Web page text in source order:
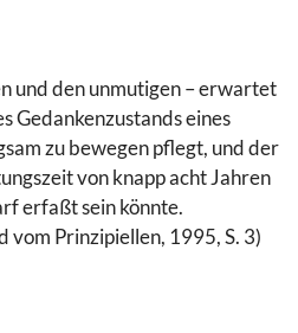
und den unmutigen – erwartet
Gedankenzustands eines
zu bewegen pflegt, und der
von knapp acht Jahren
erfaßt sein könnte.
vom Prinzipiellen, 1995, S. 3)